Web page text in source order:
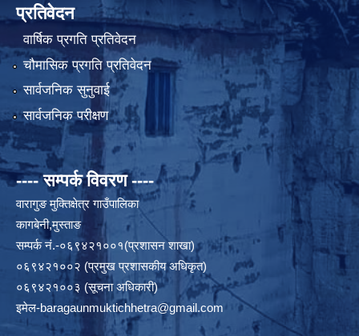
प्रतिवेदन
वार्षिक प्रगति प्रतिवेदन
चौमासिक प्रगति प्रतिवेदन
सार्वजनिक सुनुवाई
सार्वजनिक परीक्षण
---- सम्पर्क विवरण ----
वारागुङ मुक्तिक्षेत्र गाउँपालिका
कागबेनी,मुस्ताङ
सम्पर्क नं.-०६९४२१००१(प्रशासन शाखा)
०६९४२१००२ (प्रमुख प्रशासकीय अधिकृत)
०६९४२१००३ (सूचना अधिकारी)
इमेल-baragaunmuktichhetra@gmail.com